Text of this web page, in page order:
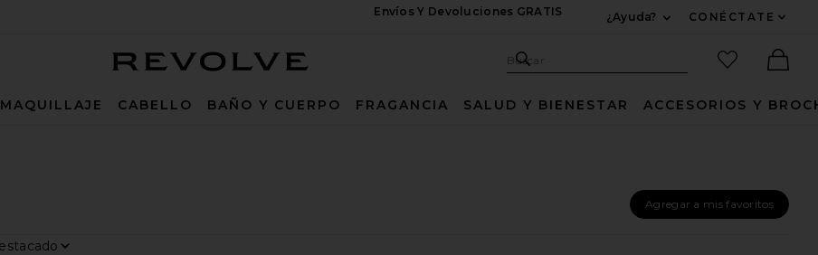
Envíos Y Devoluciones GRATIS
¿Ayuda?
CONÉCTATE
Sitio de búsqueda
Buscar
artículos
MAQUILLAJE CABELLO BAÑO Y CUERPO FRAGANCIA SALUD Y BIENESTAR ACCESORIOS Y
Agregar a mis favoritos
Filtrar por